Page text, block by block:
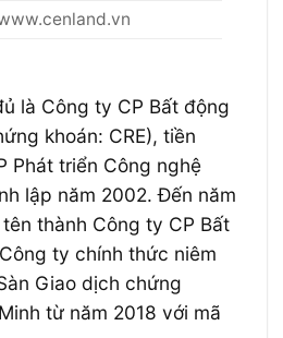
là Công ty CP Bất động
khoán: CRE), tiền
Phát triển Công nghệ
lập năm 2002. Đến năm
thành Công ty CP Bất
ty chính thức niêm
Giao dịch chứng
từ năm 2018 với mã